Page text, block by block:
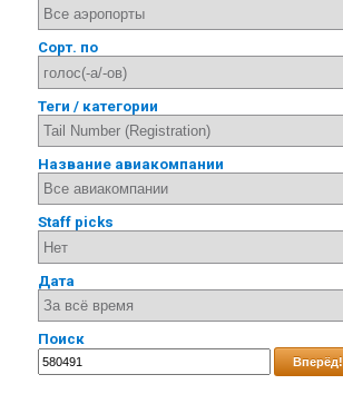
Сорт. по
Теги / категории
Название авиакомпании
Staff picks
Дата
Поиск
Вперёд!